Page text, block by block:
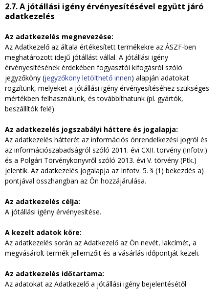
2.7. A jótállási igény érvényesítésével együtt járó
adatkezelés
Az adatkezelés megnevezése:
Az Adatkezelő az általa értékesített termékekre az ÁSZF-ben
meghatározott idejű jótállást vállal. A jótállási igény
érvényesítésének érdekében fogyasztói kifogásról szóló
jegyzőköny (jegyzőköny letölthető innen) alapján adatokat
rögzítünk, melyeket a jótállási igény érvényesítéséhez szükséges
mértékben felhasználunk, és továbbíthatunk (pl. gyártók,
beszállítók felé).
Az adatkezelés jogszabályi háttere és jogalapja:
Az adatkezelés hátterét az információs önrendelkezési jogról és
az információszabadságról szóló 2011. évi CXII. törvény (Infotv.)
és a Polgári Törvénykönyvről szóló 2013. évi V. törvény (Ptk.)
jelentik. Az adatkezelés jogalapja az Infotv. 5. § (1) bekezdés a)
pontjával összhangban az Ön hozzájárulása.
Az adatkezelés célja:
A jótállási igény érvényesítése.
A kezelt adatok köre:
Az adatkezelés során az Adatkezelő az Ön nevét, lakcímét, a
megvásárolt termék jellemzőit és a vásárlás időpontját kezeli.
Az adatkezelés időtartama:
Az adatokat az Adatkezelő a jótállási igény bejelentésétől